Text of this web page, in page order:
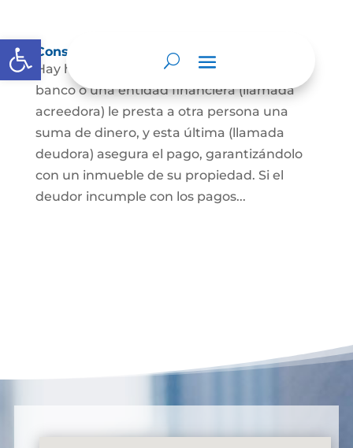
Abrir barra de herramientas
Constitución de hipoteca
Hay hipoteca cuando una persona, o un
banco o una entidad financiera (llamada
acreedora) le presta a otra persona una
suma de dinero, y esta última (llamada
deudora) asegura el pago, garantizándolo
con un inmueble de su propiedad. Si el
deudor incumple con los pagos...